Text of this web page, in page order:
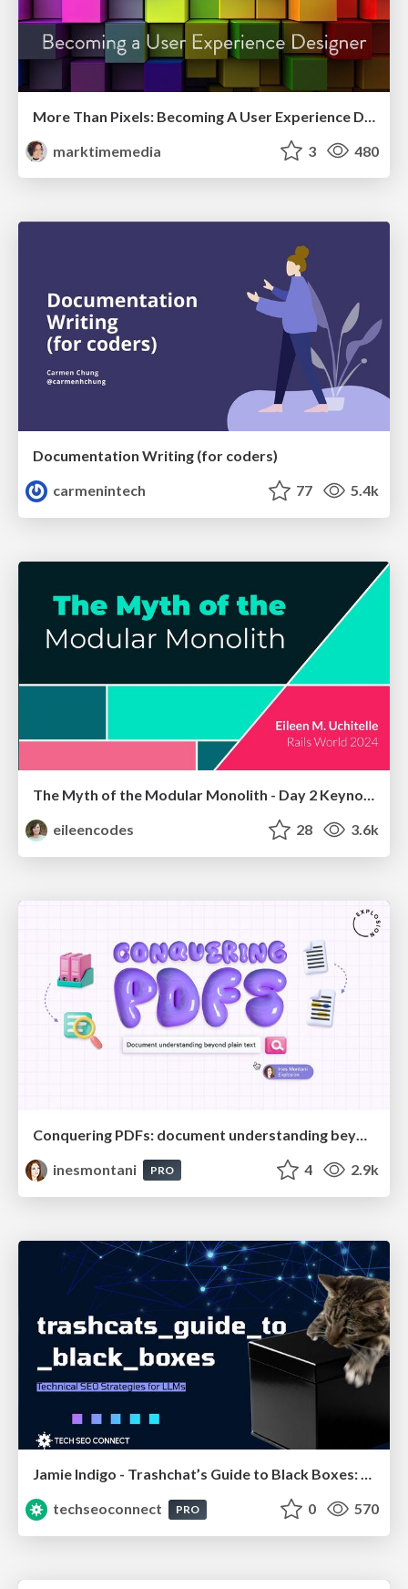
marktimemedia
3 480
Documentation Writing (for coders)
carmenintech
77 5.4k
The Myth of the Modular Monolith - Day 2 Keynote - Rails World 2024
eileencodes
28 3.6k
inesmontani
PRO 4 2.9k
Jamie Indigo - Trashchat’s Guide to Black Boxes: Technical SEO Tactics for LLMs
techseoconnect
PRO 0 570